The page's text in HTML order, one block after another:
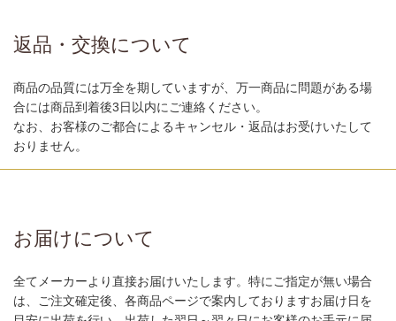
返品・交換について
商品の品質には万全を期していますが、万一商品に問題がある場
合には商品到着後3日以内にご連絡ください。
なお、お客様のご都合によるキャンセル・返品はお受けいたして
おりません。
お届けについて
全てメーカーより直接お届けいたします。特にご指定が無い場合
は、ご注文確定後、各商品ページで案内しておりますお届け日を